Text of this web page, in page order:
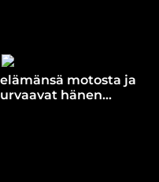
motosta ja
hänen
jyrisevät.